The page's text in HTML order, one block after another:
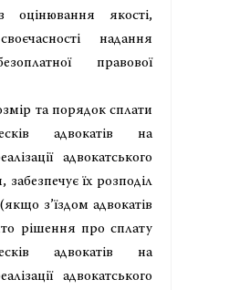
оцінювання якості,
надання
правової
та порядок сплати
адвокатів на
адвокатського
їх розподіл
з’їздом адвокатів
рішення про сплату
адвокатів на
адвокатського